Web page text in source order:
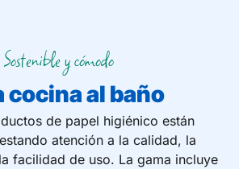
Sostenible y cómodo
cocina al baño
de papel higiénico están
atención a la calidad, la
facilidad de uso. La gama incluye